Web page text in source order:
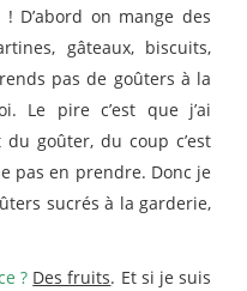
D’abord on mange des
gâteaux, biscuits,
pas de goûters à la
Le pire c’est que j’ai
goûter, du coup c’est
pas en prendre. Donc je
sucrés à la garderie,
? Des fruits. Et si je suis